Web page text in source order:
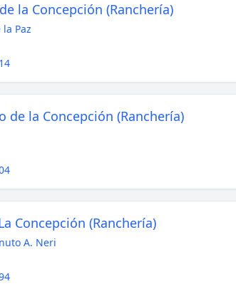
la Concepción (Ranchería)
Paz
de la Concepción (Ranchería)
Concepción (Ranchería)
A. Neri